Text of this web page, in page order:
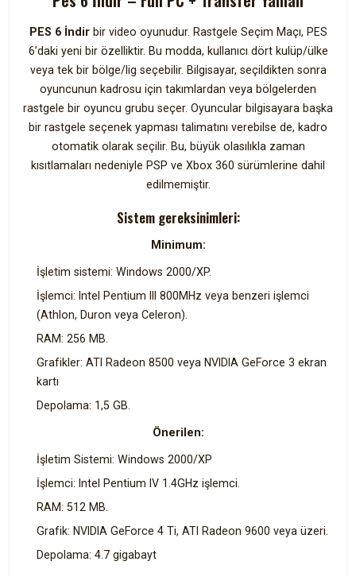
PES 6 İndirbir video oyunudur. Rastgele Seçim Maçı, PES
6’daki yeni bir özelliktir. Bu modda, kullanıcı dört kulüp/ülke
veya tek bir bölge/lig seçebilir. Bilgisayar, seçildikten sonra
oyuncunun kadrosu için takımlardan veya bölgelerden
rastgele bir oyuncu grubu seçer. Oyuncular bilgisayara başka
bir rastgele seçenek yapması talimatını verebilse de, kadro
otomatik olarak seçilir. Bu, büyük olasılıkla zaman
kısıtlamaları nedeniyle PSP ve Xbox 360 sürümlerine dahil
edilmemiştir.
Sistem gereksinimleri:
Minimum:
İşletim sistemi: Windows 2000/XP.
İşlemci: Intel Pentium III 800MHz veya benzeri işlemci
(Athlon, Duron veya Celeron).
RAM: 256 MB.
Grafikler: ATI Radeon 8500 veya NVIDIA GeForce 3 ekran
kartı
Depolama: 1,5 GB.
Önerilen:
İşletim Sistemi: Windows 2000/XP
İşlemci: Intel Pentium IV 1.4GHz işlemci.
RAM: 512 MB.
Grafik: NVIDIA GeForce 4 Ti, ATI Radeon 9600 veya üzeri.
Depolama: 4.7 gigabayt